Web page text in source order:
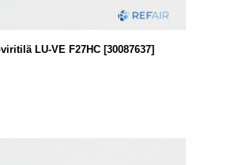
LU-VE F27HC [30087637]